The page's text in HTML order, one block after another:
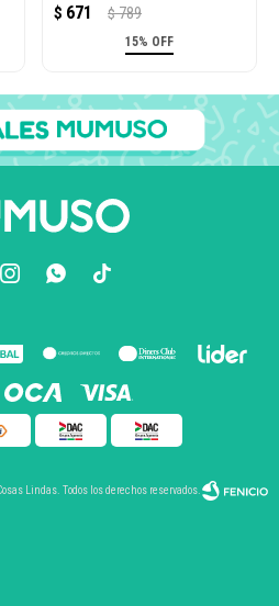
$ 671 $ 789
15% OFF
 
Lindas. Todos los derechos reservados.